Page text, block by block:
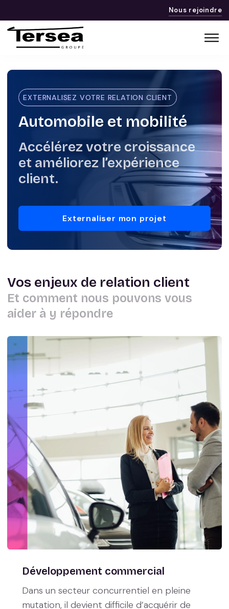
Nous rejoindre
EXTERNALISEZ VOTRE RELATION CLIENT
Automobile et mobilité
Accélérez votre croissance
et améliorez l’expérience
client.
Externaliser mon projet
Vos enjeux de relation client
Et comment nous pouvons vous
aider à y répondre
Développement commercial
Dans un secteur concurrentiel en pleine
mutation, il devient difficile d’acquérir de